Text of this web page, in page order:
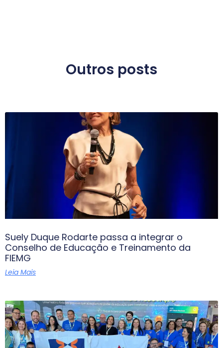
Outros posts
Suely Duque Rodarte passa a integrar o
Conselho de Educação e Treinamento da
FIEMG
Leia Mais